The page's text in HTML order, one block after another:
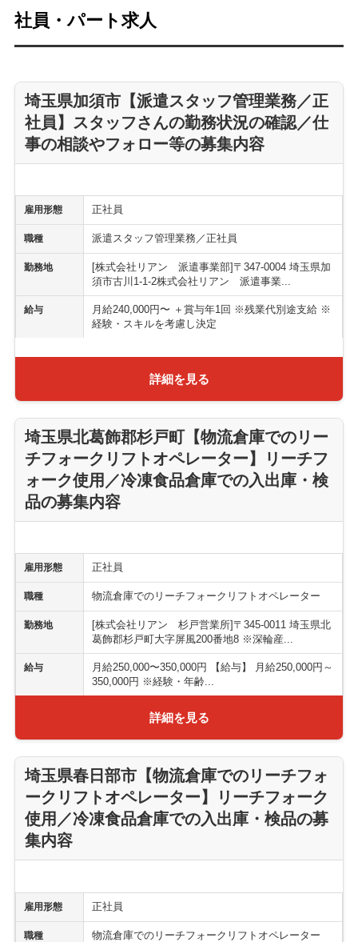
社員・パート求人
埼玉県加須市【派遣スタッフ管理業務／正
社員】スタッフさんの勤務状況の確認／仕
事の相談やフォロー等の募集内容
雇用形態 正社員
職種 派遣スタッフ管理業務／正社員
勤務地
[株式会社リアン 派遣事業部]〒347-0004 埼玉県加
須市古川1-1-2株式会社リアン 派遣事業...
給与
月給240,000円〜 ＋賞与年1回 ※残業代別途支給 ※
経験・スキルを考慮し決定
詳細を見る
埼玉県北葛飾郡杉戸町【物流倉庫でのリー
チフォークリフトオペレーター】リーチフ
ォーク使用／冷凍食品倉庫での入出庫・検
品の募集内容
雇用形態 正社員
職種 物流倉庫でのリーチフォークリフトオペレーター
勤務地
[株式会社リアン 杉戸営業所]〒345-0011 埼玉県北
葛飾郡杉戸町大字屏風200番地8 ※深輪産...
給与
月給250,000〜350,000円 【給与】 月給250,000円～
350,000円 ※経験・年齢...
詳細を見る
埼玉県春日部市【物流倉庫でのリーチフォ
ークリフトオペレーター】リーチフォーク
使用／冷凍食品倉庫での入出庫・検品の募
集内容
雇用形態 正社員
職種 物流倉庫でのリーチフォークリフトオペレーター